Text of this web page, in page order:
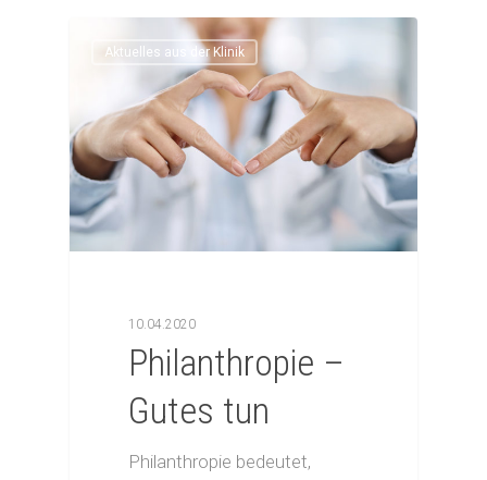
Aktuelles aus der Klinik
10.04.2020
Philanthropie –
Gutes tun
Philanthropie bedeutet,